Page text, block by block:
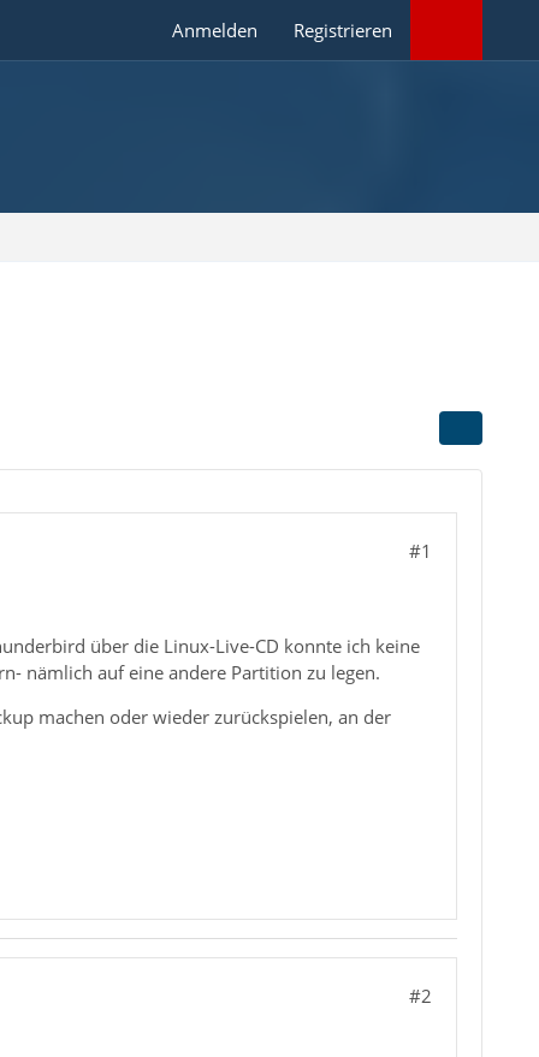
Anmelden Registrieren
#1
über die Linux-Live-CD konnte ich keine
nämlich auf eine andere Partition zu legen.
machen oder wieder zurückspielen, an der
#2